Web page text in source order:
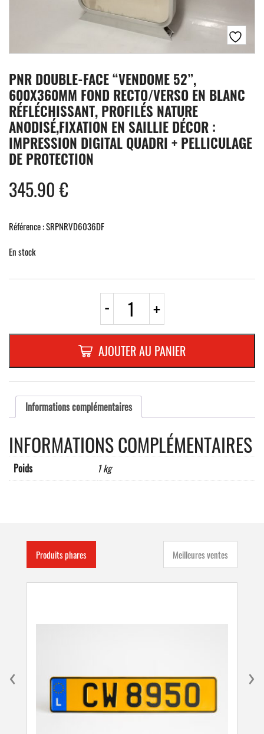
PNR DOUBLE-FACE “VENDOME 52”,
600X360MM FOND RECTO/VERSO EN BLANC
RÉFLÉCHISSANT, PROFILÉS NATURE
ANODISÉ,FIXATION EN SAILLIE DÉCOR :
IMPRESSION DIGITAL QUADRI + PELLICULAGE
DE PROTECTION
345.90€
Référence : SRPNRVD6036DF
En stock
- quantité
PNR
DOUBLE-
FACE
"VENDOME
52",
600x360mm
fond
recto/verso
réfléchissant,
profilés
nature
pelliculage
+
AJOUTER AU PANIER
Informations complémentaires
INFORMATIONS COMPLÉMENTAIRES
Poids 1 kg
Produits phares Meilleures ventes